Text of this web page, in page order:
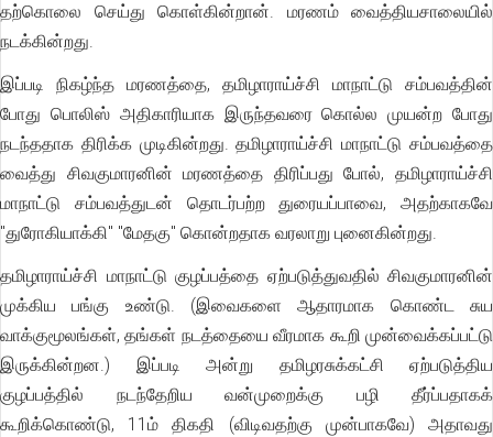
தற்கொலை செய்து கொள்கின்றான். மரணம் வைத்தியசாலையில்
நடக்கின்றது.
இப்படி நிகழ்ந்த மரணத்தை, தமிழாராய்ச்சி மாநாட்டு சம்பவத்தின்
போது பொலிஸ் அதிகாரியாக இருந்தவரை கொல்ல முயன்ற போது
நடந்ததாக திரிக்க முடிகின்றது. தமிழாராய்ச்சி மாநாட்டு சம்பவத்தை
வைத்து சிவகுமாரனின் மரணத்தை திரிப்பது போல், தமிழாராய்ச்சி
மாநாட்டு சம்பவத்துடன் தொடர்பற்ற துரையப்பாவை, அதற்காகவே
"துரோகியாக்கி" "மேதகு" கொன்றதாக வரலாறு புனைகின்றது.
தமிழாராய்ச்சி மாநாட்டு குழப்பத்தை ஏற்படுத்துவதில் சிவகுமாரனின்
முக்கிய பங்கு உண்டு. (இவைகளை ஆதாரமாக கொண்ட சுய
வாக்குமூலங்கள், தங்கள் நடத்தையை வீரமாக கூறி முன்வைக்கப்பட்டு
இருக்கின்றன.) இப்படி அன்று தமிழரசுக்கட்சி ஏற்படுத்திய
குழப்பத்தில் நடந்தேறிய வன்முறைக்கு பழி தீர்ப்பதாகக்
கூறிக்கொண்டு, 11ம் திகதி (விடிவதற்கு முன்பாகவே) அதாவது